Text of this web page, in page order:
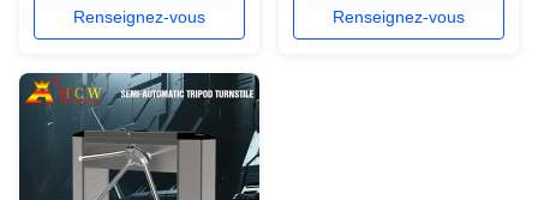
de sécurité de carte de
grand coup
Renseignez-vous
de reconnaissance
faciale 100-240V avec
Renseignez-vous